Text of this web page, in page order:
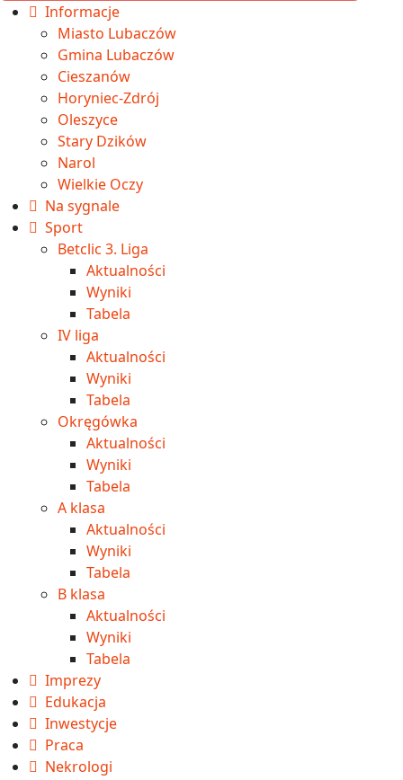
Informacje
Miasto Lubaczów
Gmina Lubaczów
Cieszanów
Horyniec-Zdrój
Oleszyce
Stary Dzików
Narol
Wielkie Oczy
Na sygnale
Sport
Betclic 3. Liga
Aktualności
Wyniki
Tabela
IV liga
Aktualności
Wyniki
Tabela
Okręgówka
Aktualności
Wyniki
Tabela
A klasa
Aktualności
Wyniki
Tabela
B klasa
Aktualności
Wyniki
Tabela
Imprezy
Edukacja
Inwestycje
Praca
Nekrologi